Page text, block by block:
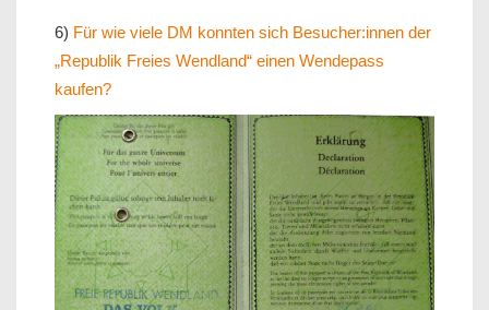
6) Für wie viele DM konnten sich Besucher:innen der
„Republik Freies Wendland“ einen Wendepass
kaufen?